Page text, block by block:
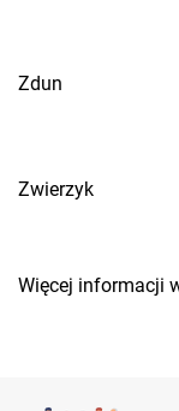
Zdun
/-/
Zwierzyk
Więcej informacji